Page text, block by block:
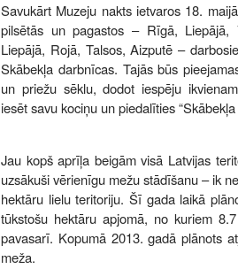
Savukārt Muzeju nakts ietvaros 18.
pilsētās un pagastos – Rīgā, Liepājā,
Liepājā, Rojā, Talsos, Aizputē –
Skābekļa darbnīcas. Tajās būs
un priežu sēklu, dodot iespēju
iesēt savu kociņu un piedalīties
Jau kopš aprīļa beigām visā Latvijas
uzsākuši vērienīgu mežu stādīšanu – ik
hektāru lielu teritoriju. Šī gada laikā
tūkstošu hektāru apjomā, no kuriem
pavasarī. Kopumā 2013. gadā plānots
meža.